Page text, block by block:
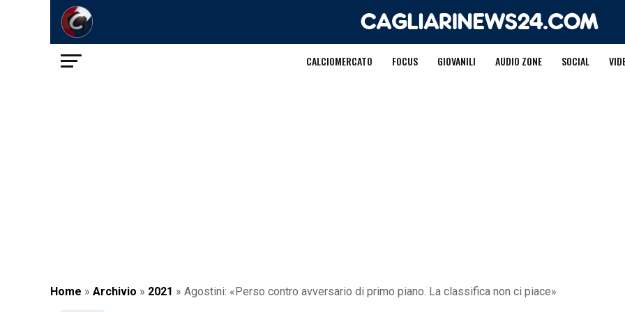
CALCIOMERCATO FOCUS GIOVANILI AUDIO ZONE SOCIAL
Home » Archivio » 2021 » Agostini: «Perso contro avversario di primo piano. La classifica non ci piace»